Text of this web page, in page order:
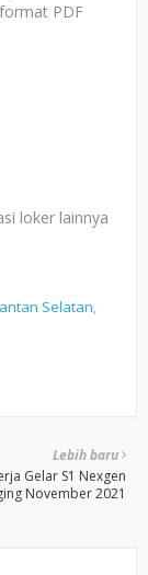
PDF
loker lainnya
Selatan
Lebih baru
Gelar S1 Nexgen
November 2021